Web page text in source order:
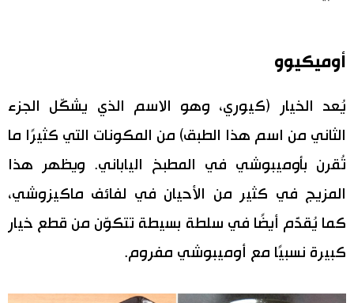
أوميكيوو
يُعد الخيار (كيوري، وهو الاسم الذي يشكّل الجزء
الثاني من اسم هذا الطبق) من المكونات التي كثيرًا ما
تُقرن بأوميبوشي في المطبخ الياباني. ويظهر هذا
المزيج في كثير من الأحيان في لفائف ماكيزوشي،
كما يُقدَّم أيضًا في سلطة بسيطة تتكوّن من قطع خيار
كبيرة نسبيًا مع أوميبوشي مفروم.